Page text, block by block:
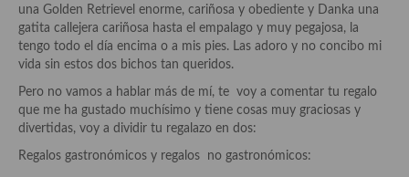
Mojos y pastas
Sales y polvos
Salsas y mojos
Adobos
Aperitivos
una Golden Retrievel enorme, cariñosa y obediente y Danka una
gatita callejera cariñosa hasta el empalago y muy pegajosa, la
tengo todo el día encima o a mis pies. Las adoro y no concibo mi
vida sin estos dos bichos tan queridos.
Pero no vamos a hablar más de mí, te voy a comentar tu regalo
que me ha gustado muchísimo y tiene cosas muy graciosas y
divertidas, voy a dividir tu regalazo en dos:
Regalos gastronómicos y regalos no gastronómicos: